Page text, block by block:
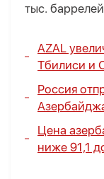
тыс.
AZAL
Тбилиси и
Россия
Цена
ниже 91,1